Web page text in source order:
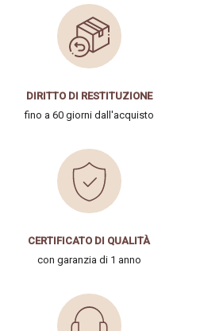
DIRITTO DI RESTITUZIONE
fino a 60 giorni dall'acquisto
CERTIFICATO DI QUALITÀ
con garanzia di 1 anno